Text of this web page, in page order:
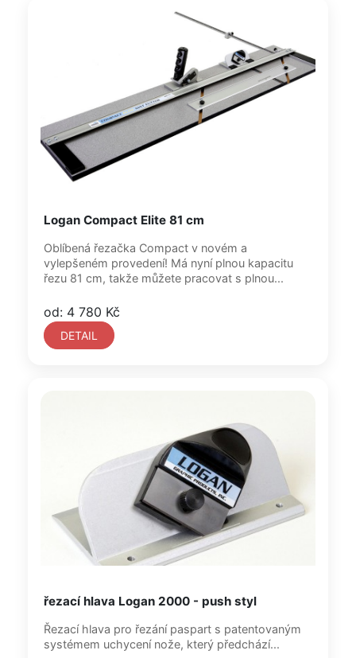
Logan Compact Elite 81 cm
Oblíbená řezačka Compact v novém a
vylepšeném provedení! Má nyní plnou kapacitu
řezu 81 cm, takže můžete pracovat s plnou...
od: 4 780 Kč
DETAIL
řezací hlava Logan 2000 - push styl
Řezací hlava pro řezání paspart s patentovaným
systémem uchycení nože, který předchází...